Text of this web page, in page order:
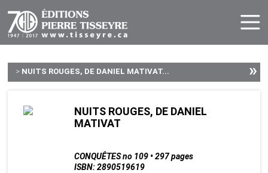
> NUITS ROUGES, DE DANIEL MATIVAT... »
NUITS ROUGES, DE DANIEL
MATIVAT
CONQUÊTES no 109 • 297 pages
ISBN: 2890519619